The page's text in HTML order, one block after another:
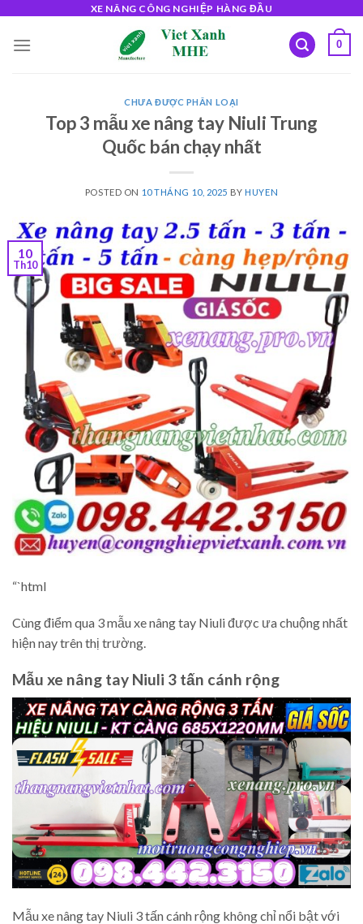
content
XE NÂNG CÔNG NGHIỆP HÀNG ĐẦU
0
CHƯA ĐƯỢC PHÂN LOẠI
Top 3 mẫu xe nâng tay Niuli Trung
Quốc bán chạy nhất
POSTED ON 10 THÁNG 10, 2025 BYHUYEN
10
Th10
“`html
Cùng điểm qua 3 mẫu xe nâng tay Niuli được ưa chuộng nhất
hiện nay trên thị trường.
Mẫu xe nâng tay Niuli 3 tấn cánh rộng
Mẫu xe nâng tay Niuli 3 tấn cánh rộng không chỉ nổi bật với